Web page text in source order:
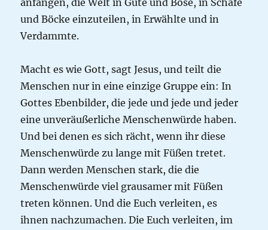
anfangen, die Welt in Gute und Böse, in Schafe
und Böcke einzuteilen, in Erwählte und in
Verdammte.
Macht es wie Gott, sagt Jesus, und teilt die
Menschen nur in eine einzige Gruppe ein: In
Gottes Ebenbilder, die jede und jede und jeder
eine unveräußerliche Menschenwürde haben.
Und bei denen es sich rächt, wenn ihr diese
Menschenwürde zu lange mit Füßen tretet.
Dann werden Menschen stark, die die
Menschenwürde viel grausamer mit Füßen
treten können. Und die Euch verleiten, es
ihnen nachzumachen. Die Euch verleiten, im